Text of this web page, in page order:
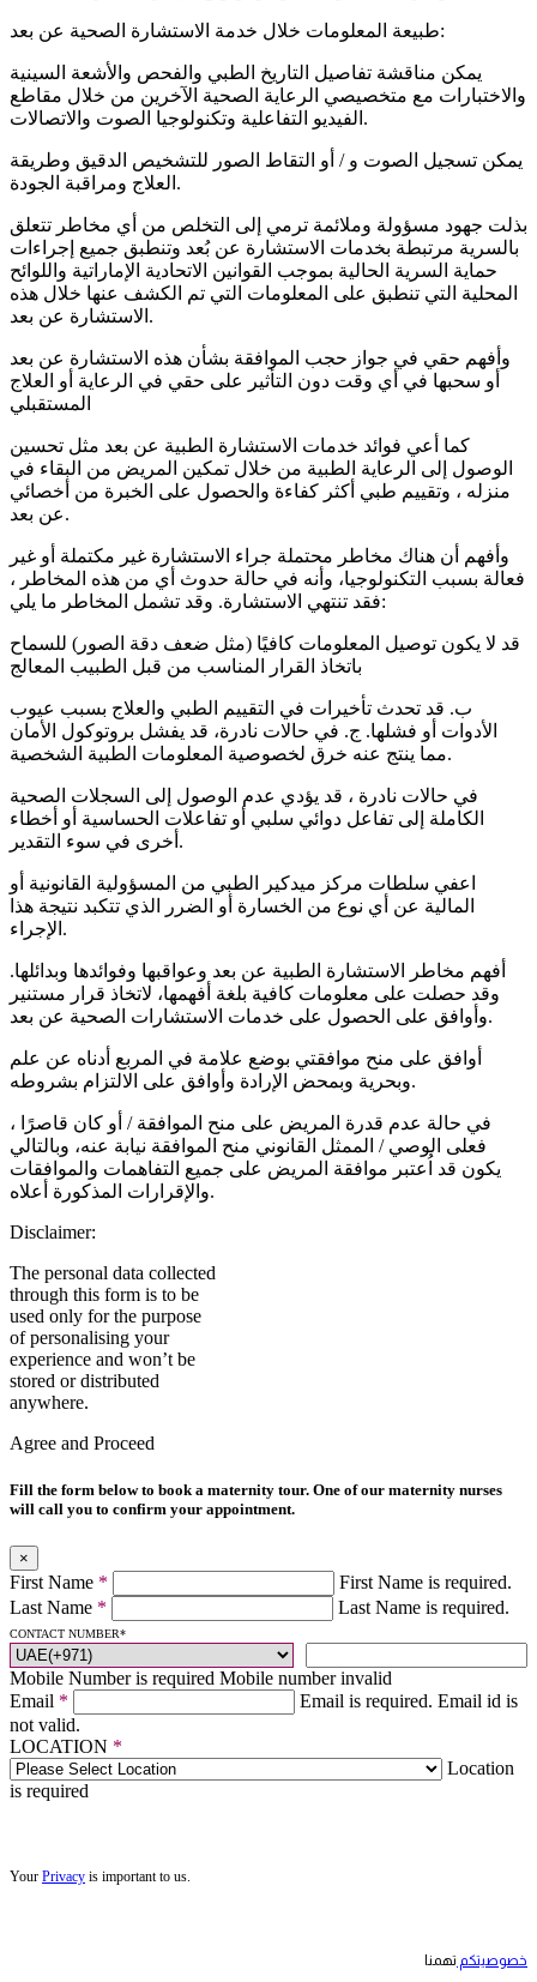
طبيعة المعلومات خلال خدمة الاستشارة الصحية عن بعد:
يمكن مناقشة تفاصيل التاريخ الطبي والفحص والأشعة السينية
والاختبارات مع متخصيصي الرعاية الصحية الآخرين من خلال مقاطع
الفيديو التفاعلية وتكنولوجيا الصوت والاتصالات.
يمكن تسجيل الصوت و / أو التقاط الصور للتشخيص الدقيق وطريقة
العلاج ومراقبة الجودة.
بذلت جهود مسؤولة وملائمة ترمي إلى التخلص من أي مخاطر تتعلق
بالسرية مرتبطة بخدمات الاستشارة عن بُعد وتنطبق جميع إجراءات
حماية السرية الحالية بموجب القوانين الاتحادية الإماراتية واللوائح
المحلية التي تنطبق على المعلومات التي تم الكشف عنها خلال هذه
الاستشارة عن بعد.
وأفهم حقي في جواز حجب الموافقة بشأن هذه الاستشارة عن بعد
أو سحبها في أي وقت دون التأثير على حقي في الرعاية أو العلاج
المستقبلي
كما أعي فوائد خدمات الاستشارة الطبية عن بعد مثل تحسين
الوصول إلى الرعاية الطبية من خلال تمكين المريض من البقاء في
منزله ، وتقييم طبي أكثر كفاءة والحصول على الخبرة من أخصائي
عن بعد.
وأفهم أن هناك مخاطر محتملة جراء الاستشارة غير مكتملة أو غير
فعالة بسبب التكنولوجيا، وأنه في حالة حدوث أي من هذه المخاطر ،
فقد تنتهي الاستشارة. وقد تشمل المخاطر ما يلي:
قد لا يكون توصيل المعلومات كافيًا (مثل ضعف دقة الصور) للسماح
باتخاذ القرار المناسب من قبل الطبيب المعالج
ب. قد تحدث تأخيرات في التقييم الطبي والعلاج بسبب عيوب
الأدوات أو فشلها. ج. في حالات نادرة، قد يفشل بروتوكول الأمان
مما ينتج عنه خرق لخصوصية المعلومات الطبية الشخصية.
في حالات نادرة ، قد يؤدي عدم الوصول إلى السجلات الصحية
الكاملة إلى تفاعل دوائي سلبي أو تفاعلات الحساسية أو أخطاء
أخرى في سوء التقدير.
اعفي سلطات مركز ميدكير الطبي من المسؤولية القانونية أو
المالية عن أي نوع من الخسارة أو الضرر الذي تتكبد نتيجة هذا
الإجراء.
أفهم مخاطر الاستشارة الطبية عن بعد وعواقبها وفوائدها وبدائلها.
وقد حصلت على معلومات كافية بلغة أفهمها، لاتخاذ قرار مستنير
وأوافق على الحصول على خدمات الاستشارات الصحية عن بعد.
أوافق على منح موافقتي بوضع علامة في المربع أدناه عن علم
وبحرية وبمحض الإرادة وأوافق على الالتزام بشروطه.
في حالة عدم قدرة المريض على منح الموافقة / أو كان قاصرًا ،
فعلى الوصي / الممثل القانوني منح الموافقة نيابة عنه، وبالتالي
يكون قد اُعتبر موافقة المريض على جميع التفاهمات والموافقات
والإقرارات المذكورة أعلاه.
Disclaimer:
The personal data collected
through this form is to be
used only for the purpose
of personalising your
experience and won’t be
stored or distributed
anywhere.
Agree and Proceed
Fill the form below to book a maternity tour. One of our maternity nurses
will call you to confirm your appointment.
×
First Name *
First Name is required.
Last Name * Last Name is required.
CONTACT NUMBER*
Mobile Number is required Mobile number invalid
Email * Email is required. Email id is
not valid.
LOCATION *
Location
is required
Your Privacy is important to us.
خصوصيتكم تهمنا